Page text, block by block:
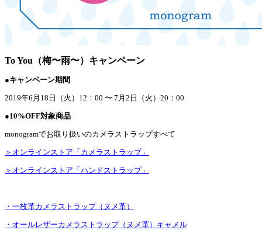
To You（梅〜雨〜）キャンペーン
●キャンペーン期間
2019年6月18日（火）12：00 〜 7月2日（火）20：00
●10%OFF対象商品
monogramでお取り扱いのカメラストラップすべて
＞オンラインストア「カメラストラップ」
＞オンラインストア「ハンドストラップ」
・一枚革カメラストラップ（ヌメ革）
・オールレザーカメラストラップ（ヌメ革）キャメル